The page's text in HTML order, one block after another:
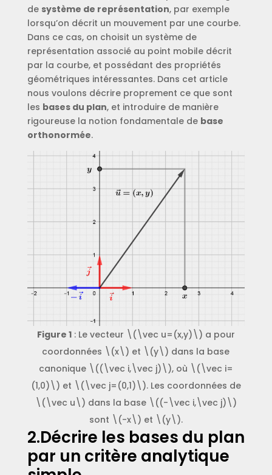
de système de représentation, par exemple
lorsqu’on décrit un mouvement par une courbe.
Dans ce cas, on choisit un système de
représentation associé au point mobile décrit
par la courbe, et possédant des propriétés
géométriques intéressantes. Dans cet article
nous voulons décrire proprement ce que sont
les bases du plan, et introduire de manière
rigoureuse la notion fondamentale de base
orthonormée.
Figure 1: Le vecteur \(\vec u=(x,y)\) a pour
coordonnées \(x\) et \(y\) dans la base
canonique \((\vec i,\vec j)\), où \(\vec i=
(1,0)\) et \(\vec j=(0,1)\). Les coordonnées de
\(\vec u\) dans la base \((-\vec i,\vec j)\)
sont \(-x\) et \(y\).
2.Décrire les bases du plan
par un critère analytique